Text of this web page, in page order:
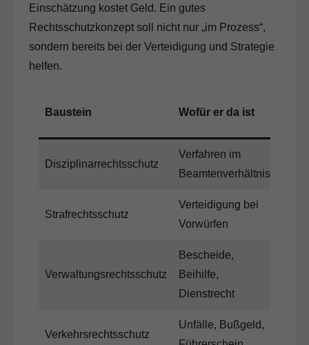
Einschätzung kostet Geld. Ein gutes
Rechtsschutzkonzept soll nicht nur „im Prozess“,
sondern bereits bei der Verteidigung und Strategie
helfen.
Baustein Wofür er da ist
Disziplinarrechtsschutz
Verfahren im
Beamtenverhältnis
Strafrechtsschutz
Verteidigung bei
Vorwürfen
Verwaltungsrechtsschutz
Bescheide,
Beihilfe,
Dienstrecht
Verkehrsrechtsschutz
Unfälle, Bußgeld,